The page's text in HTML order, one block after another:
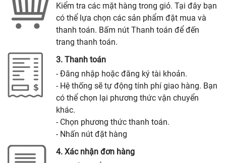
Kiểm tra các mặt hàng trong giỏ. Tại đây bạn
có thể lựa chọn các sản phẩm đặt mua và
thanh toán. Bấm nút Thanh toán để đến
trang thanh toán.
3. Thanh toán
- Đăng nhập hoặc đăng ký tài khoản.
- Hệ thống sẽ tự động tính phí giao hàng. Bạn
có thể chọn lại phương thức vận chuyển
khác.
- Chọn phương thức thanh toán.
- Nhấn nút đặt hàng
4. Xác nhận đơn hàng